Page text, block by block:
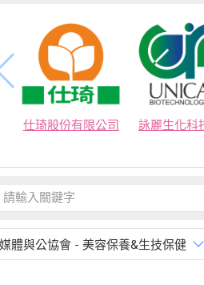
仕琦股份有限公司
媒體與公協會 - 美容保養&生技保健